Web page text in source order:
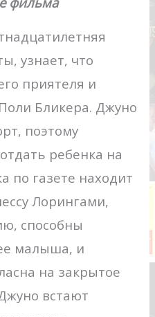
узнает, что
приятеля и
Бликера. Джуно
поэтому
ребенка на
по газете находит
Лорингами,
способны
малыша, и
на закрытое
встают